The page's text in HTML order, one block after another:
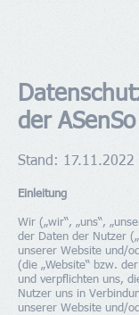
der ASenSo
Stand: 17.11.2022
Einleitung
Wir („wir“, „uns“,
der Daten der Nutzer
unserer Website und/
(die „Website“ bzw.
und verpflichten uns,
Nutzer uns in
unserer Website und/